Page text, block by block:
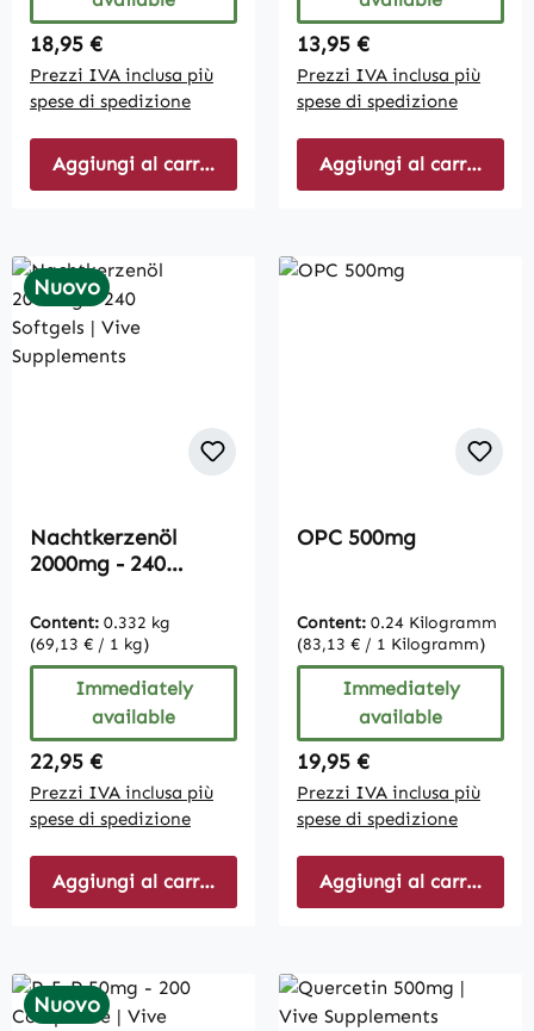
Regular price:
18,95 €
Prezzi IVA inclusa più
spese di spedizione
Aggiungi al carrello
Regular price:
13,95 €
Prezzi IVA inclusa più
spese di spedizione
Aggiungi al carrello
Nuovo
Nachtkerzenöl
2000mg - 240
Supplements
Content: 0.332 kg
(69,13 € / 1 kg)
Immediately
available
Regular price:
22,95 €
Prezzi IVA inclusa più
spese di spedizione
Aggiungi al carrello
OPC 500mg
Content: 0.24 Kilogramm
(83,13 € / 1 Kilogramm)
Immediately
available
Regular price:
19,95 €
Prezzi IVA inclusa più
spese di spedizione
Aggiungi al carrello
Nuovo